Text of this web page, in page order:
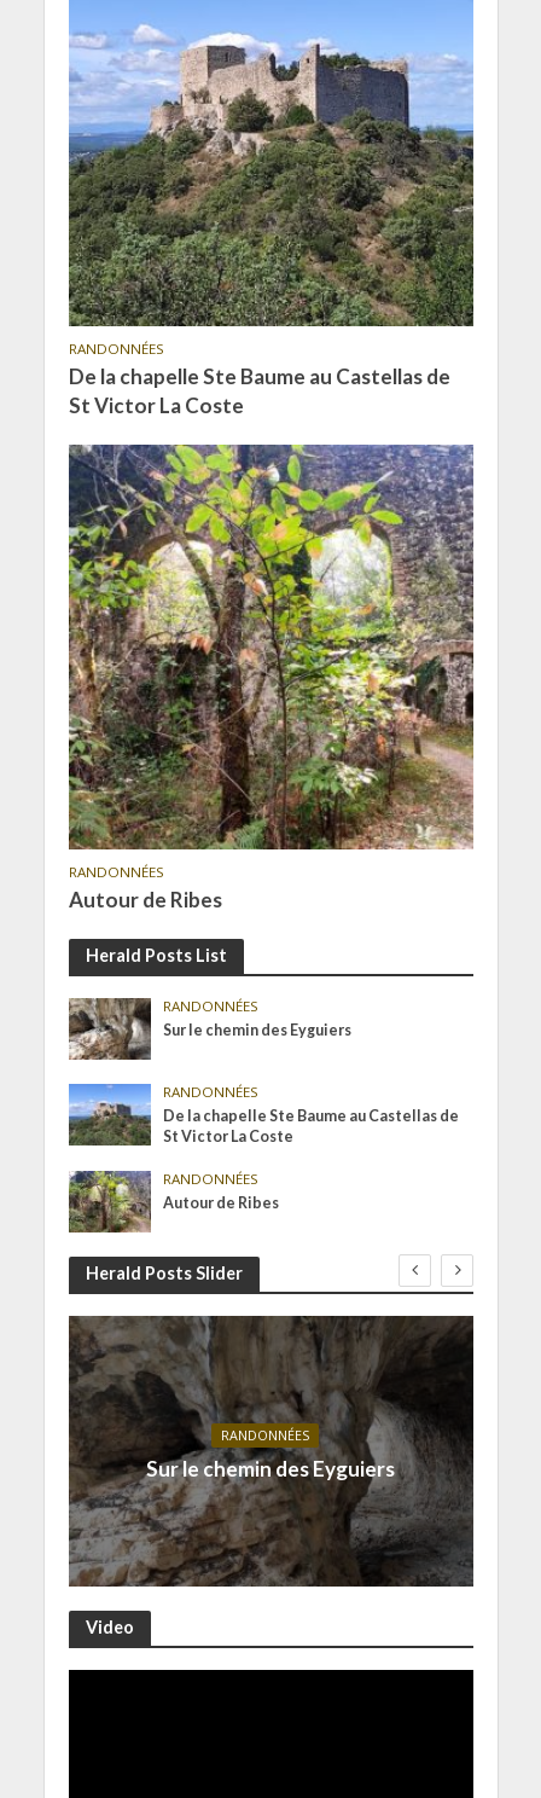
RANDONNÉES
De la chapelle Ste Baume au Castellas de
St Victor La Coste
RANDONNÉES
Autour de Ribes
Herald Posts List
RANDONNÉES
Sur le chemin des Eyguiers
RANDONNÉES
De la chapelle Ste Baume au Castellas de
St Victor La Coste
RANDONNÉES
Autour de Ribes
Herald Posts Slider
RANDONNÉES
Sur le chemin des Eyguiers
Video